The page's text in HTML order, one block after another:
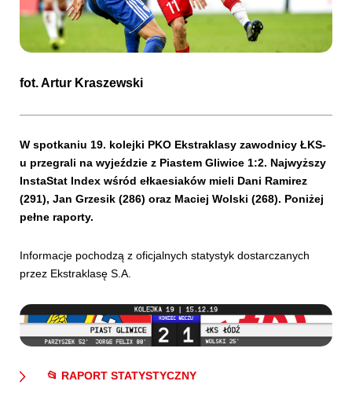
SKLEP KUP BILET
fot.Artur Kraszewski
W spotkaniu 19. kolejki PKO Ekstraklasy zawodnicy ŁKS-
u przegrali na wyjeździe z Piastem Gliwice 1:2. Najwyższy
InstaStat Index wśród ełkaesiaków mieli Dani Ramirez
(291), Jan Grzesik (286) oraz Maciej Wolski (268). Poniżej
pełne raporty.
Informacje pochodzą z oficjalnych statystyk dostarczanych
przez Ekstraklasę S.A.
📂 RAPORT STATYSTYCZNY